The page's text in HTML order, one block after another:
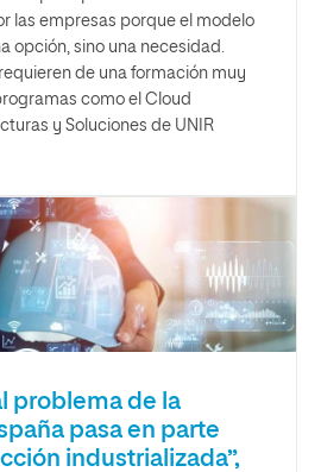
las empresas porque el modelo
opción, sino una necesidad.
de una formación muy
como el Cloud
y Soluciones de UNIR
problema de la
pasa en parte
industrializada”,